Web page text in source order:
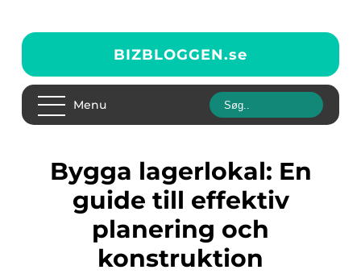
BIZBLOGGEN.se
Menu
Bygga lagerlokal: En
guide till effektiv
planering och
konstruktion